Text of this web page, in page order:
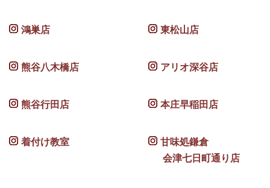
鴻巣店 東松山店
熊谷八木橋店 アリオ深谷店
熊谷行田店 本庄早稲田店
着付け教室
甘味処鎌倉
会津七日町通り店